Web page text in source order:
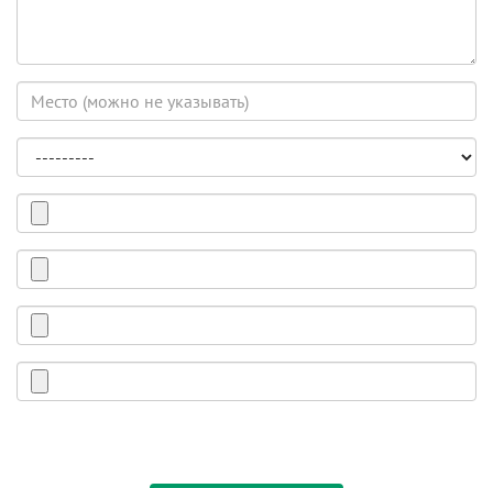
ты
его
видишь
Место
(можно
неуказывать)
Фотография
(можно
без
фото)
Документ
Word
или
PDF
Видео
Аудиозапись